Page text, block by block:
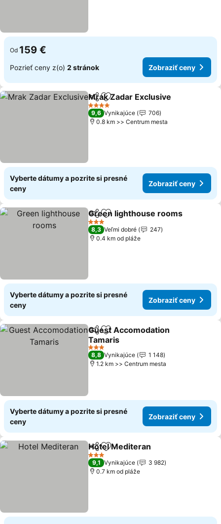
Od 159 €
Pozrieť ceny z(o) 2 stránok Zobraziť ceny
ZdieľaťPridať do obľúbených
Mrak Zadar Exclusive
4 Počet hviezdičiek
9,6 Vynikajúce
706
0.8 km >> Centrum mesta
Vyberte dátumy a pozrite si presné
ceny
Zobraziť ceny
ZdieľaťPridať do obľúbených
Green lighthouse rooms
3 Počet hviezdičiek
8,3 Veľmi dobré
247
0.4 km od pláže
Vyberte dátumy a pozrite si presné
ceny
Zobraziť ceny
ZdieľaťPridať do obľúbených
Guest Accomodation
Tamaris
3 Počet hviezdičiek
8,8 Vynikajúce
1 148
1.2 km >> Centrum mesta
Vyberte dátumy a pozrite si presné
ceny
Zobraziť ceny
ZdieľaťPridať do obľúbených
Hotel Mediteran
3 Počet hviezdičiek
9,1 Vynikajúce
3 982
0.7 km od pláže